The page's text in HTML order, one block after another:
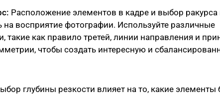
Расположение элементов в кадре и выбор ракурса
на восприятие фотографии. Используйте различные
такие как правило третей, линии направления и
чтобы создать интересную и
глубины резкости влияет на то, какие элементы